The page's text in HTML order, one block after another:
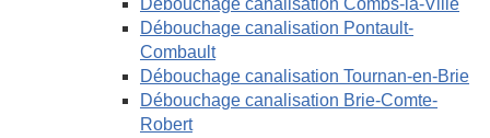
Débouchage canalisation Combs-la-Ville
Débouchage canalisation Pontault-
Combault
Débouchage canalisation Tournan-en-Brie
Débouchage canalisation Brie-Comte-
Robert